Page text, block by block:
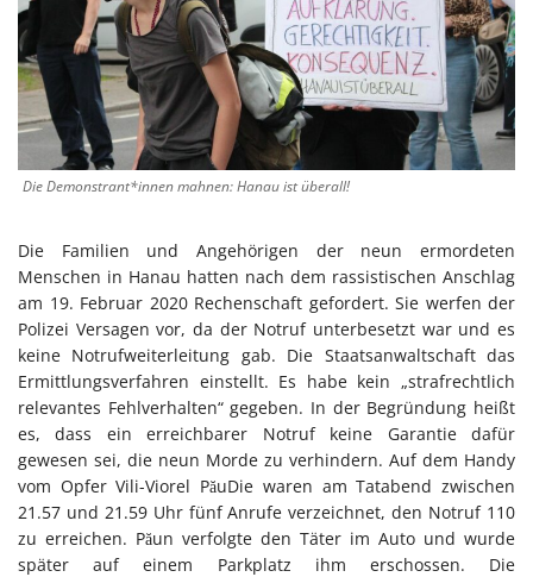
Die Demonstrant*innen mahnen: Hanau ist überall!
Die Familien und Angehörigen der neun ermordeten
Menschen in Hanau hatten nach dem rassistischen Anschlag
am 19. Februar 2020 Rechenschaft gefordert. Sie werfen der
Polizei Versagen vor, da der Notruf unterbesetzt war und es
keine Notrufweiterleitung gab. Die Staatsanwaltschaft das
Ermittlungsverfahren einstellt. Es habe kein „strafrechtlich
relevantes Fehlverhalten“ gegeben. In der Begründung heißt
es, dass ein erreichbarer Notruf keine Garantie dafür
gewesen sei, die neun Morde zu verhindern. Auf dem Handy
vom Opfer Vili-Viorel PăuDie waren am Tatabend zwischen
21.57 und 21.59 Uhr fünf Anrufe verzeichnet, den Notruf 110
zu erreichen. Păun verfolgte den Täter im Auto und wurde
später auf einem Parkplatz ihm erschossen. Die